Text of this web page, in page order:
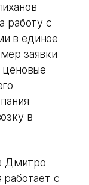
работу с
в единое
заявки
ценовые
в
Дмитро
работает с